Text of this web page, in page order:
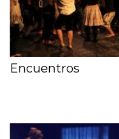
Encuentros